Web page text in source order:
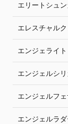
エリートシュ
エレスチャル
エンジェライ
エンジェルシ
エンジェルフ
エンジェルラ